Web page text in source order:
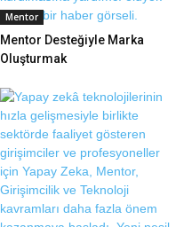
Mentor
Mentor Desteğiyle Marka
Oluşturmak